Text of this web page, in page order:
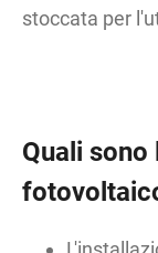
stoccata per
Quali